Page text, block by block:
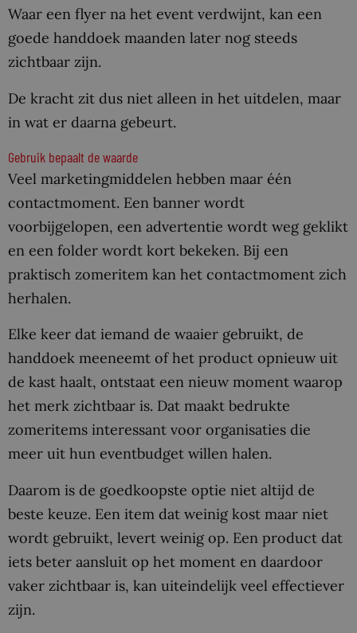
Waar een flyer na het event verdwijnt, kan een
goede handdoek maanden later nog steeds
zichtbaar zijn.
De kracht zit dus niet alleen in het uitdelen, maar
in wat er daarna gebeurt.
Gebruik bepaalt de waarde
Veel marketingmiddelen hebben maar één
contactmoment. Een banner wordt
voorbijgelopen, een advertentie wordt weg geklikt
en een folder wordt kort bekeken. Bij een
praktisch zomeritem kan het contactmoment zich
herhalen.
Elke keer dat iemand de waaier gebruikt, de
handdoek meeneemt of het product opnieuw uit
de kast haalt, ontstaat een nieuw moment waarop
het merk zichtbaar is. Dat maakt bedrukte
zomeritems interessant voor organisaties die
meer uit hun eventbudget willen halen.
Daarom is de goedkoopste optie niet altijd de
beste keuze. Een item dat weinig kost maar niet
wordt gebruikt, levert weinig op. Een product dat
iets beter aansluit op het moment en daardoor
vaker zichtbaar is, kan uiteindelijk veel effectiever
zijn.